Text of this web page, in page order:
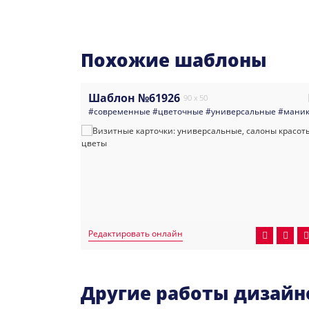
Похожие шаблоны
#ногтевой_сервис#мастер_ногтевого_сервиса
#космос#многоцелевые#салонкрасоты
#светлые#светлая_визитка #визитная_карточка
Шаблон №61926 90 x 50
#современные #цветочные #универсальные
Редактировать онлайн
Другие работы